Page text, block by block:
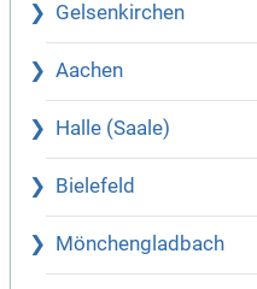
Gelsenkirchen
Aachen
Halle (Saale)
Bielefeld
Mönchengladbach